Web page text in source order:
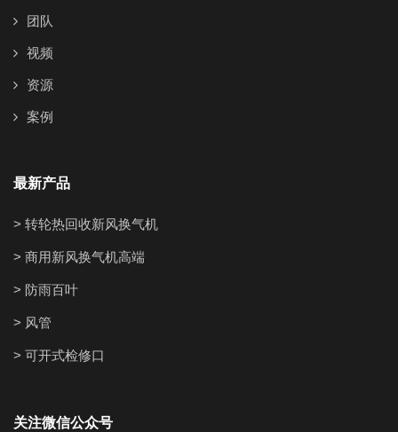
团队
视频
资源
案例
最新产品
> 转轮热回收新风换气机
> 商用新风换气机高端
> 防雨百叶
> 风管
> 可开式检修口
关注微信公众号